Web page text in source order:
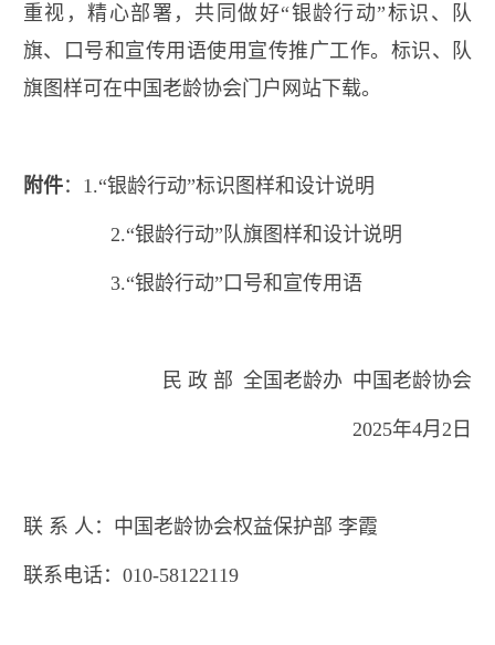
重视，精心部署，共同做好“银龄行动”标识、队
旗、口号和宣传用语使用宣传推广工作。标识、队
旗图样可在中国老龄协会门户网站下载。
附件：1.“银龄行动”标识图样和设计说明
2.“银龄行动”队旗图样和设计说明
3.“银龄行动”口号和宣传用语
民 政 部 全国老龄办 中国老龄协会
2025年4月2日
联 系 人：中国老龄协会权益保护部 李霞
联系电话：010-58122119